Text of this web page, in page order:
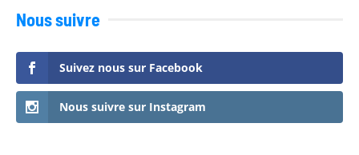
Nous suivre
Suivez nous sur Facebook
Nous suivre sur Instagram